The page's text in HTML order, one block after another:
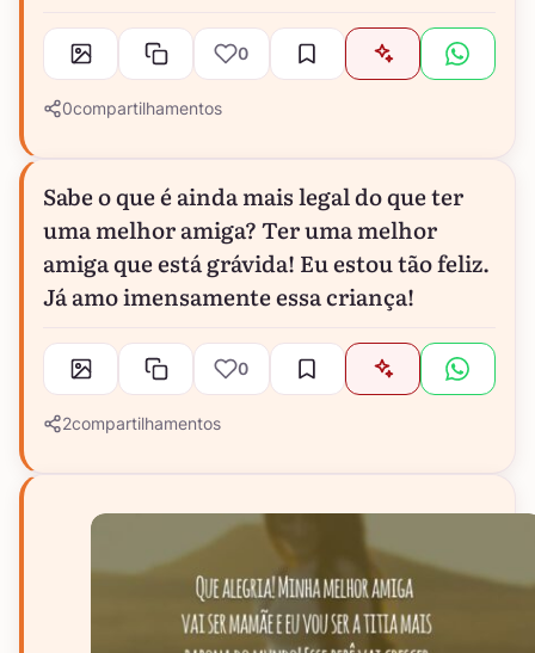
0
0compartilhamentos
Sabe o que é ainda mais legal do que ter
uma melhor amiga? Ter uma melhor
amiga que está grávida! Eu estou tão feliz.
Já amo imensamente essa criança!
0
2compartilhamentos